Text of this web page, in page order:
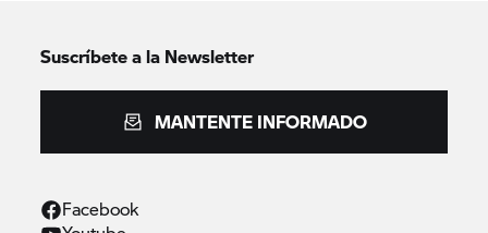
Suscríbete a la Newsletter
MANTENTE INFORMADO
Facebook